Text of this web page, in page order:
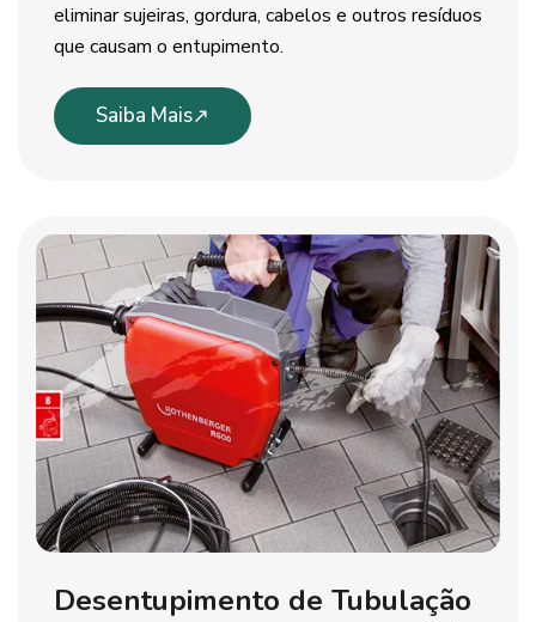
eliminar sujeiras, gordura, cabelos e outros resíduos
que causam o entupimento.
Saiba Mais
Desentupimento de Tubulação